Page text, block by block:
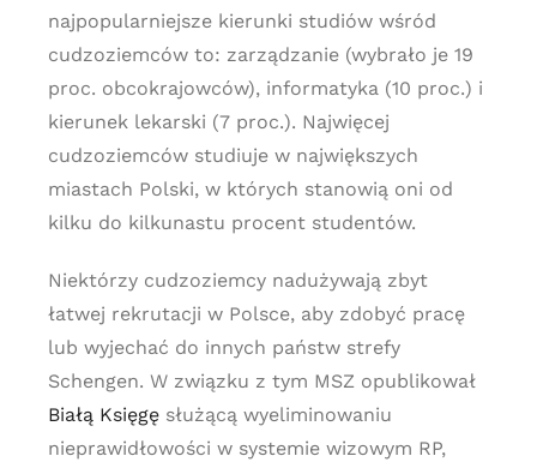
najpopularniejsze kierunki studiów wśród
cudzoziemców to: zarządzanie (wybrało je 19
proc. obcokrajowców), informatyka (10 proc.) i
kierunek lekarski (7 proc.). Najwięcej
cudzoziemców studiuje w największych
miastach Polski, w których stanowią oni od
kilku do kilkunastu procent studentów.
Niektórzy cudzoziemcy nadużywają zbyt
łatwej rekrutacji w Polsce, aby zdobyć pracę
lub wyjechać do innych państw strefy
Schengen. W związku z tym MSZ opublikował
Białą Księgęsłużącą wyeliminowaniu
nieprawidłowości w systemie wizowym RP,